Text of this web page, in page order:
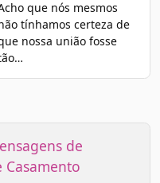
que nós mesmos
tínhamos certeza de
nossa união fosse
de
Casamento